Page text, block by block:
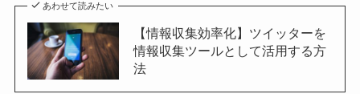
あわせて読みたい
【情報収集効率化】ツイッターを
情報収集ツールとして活用する方
法